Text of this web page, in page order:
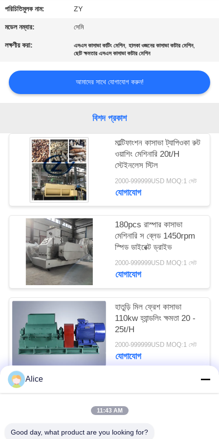
নিয়ন্ত্রণ
যোগাযোগ
খবর
জন্য
আবেদন
PRIVACY
POLICY
পরিচিতিমুলক নাম: ZY
মডেল নম্বার: সেমি
লক্ষণীয় করা: এসএস কাসাভা কাটিং মেশিন,হালকা ওজনের কাসাভা কাটার মেশিন,
ছোট ক্ষমতার এসএস কাসাভা কাটার মেশিন
আমাদের সাথে যোগাযোগ করুন!
বিশদ প্রকাশ
মাল্টিফাংশন কাসাভা ট্যাপিওকা রুট
ওয়াশিং মেশিনারি 20t/H
স্টেইনলেস স্টিল
2000-999999USD MOQ:1 সেট
যোগাযোগ
180pcs রাস্পার কাসাভা
মেশিনারি স ব্লেড 1450rpm
স্পিড ডাইরেক্ট ড্রাইভ
2000-999999USD MOQ:1 সেট
যোগাযোগ
হাতুড়ি মিল ফ্রেশ কাসাভা
110kw হ্যান্ডলিং ক্ষমতা 20 -
25t/H
2000-999999USD MOQ:1 সেট
যোগাযোগ
কাসাভা স্টার্চ প্রসেসিং মেশিন টেপিওকা স্টার্চ মেশিন
Alice
11:43 AM
Good day, what product are you looking for?